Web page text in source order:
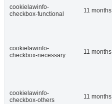
cookielawinfo-
checkbox-functional
11 months
cookielawinfo-
checkbox-necessary
11 months
cookielawinfo-
checkbox-others
11 months